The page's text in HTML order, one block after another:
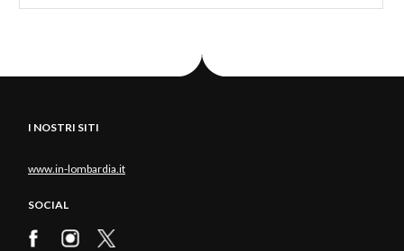
I NOSTRI SITI
www.in-lombardia.it
SOCIAL